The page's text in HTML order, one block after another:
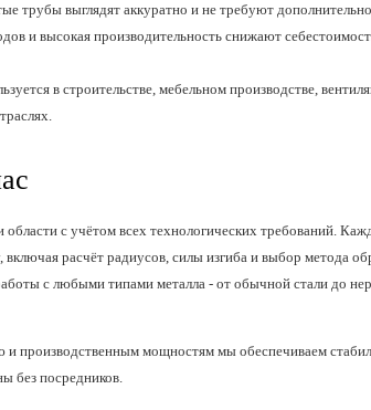
трубы выглядят аккуратно и не требуют
и высокая производительность снижают
в строительстве, мебельном производстве,
с учётом всех технологических требований.
расчёт радиусов, силы изгиба и выбор метода
с любыми типами металла - от обычной стали до
и производственным мощностям мы обеспечиваем
без посредников.